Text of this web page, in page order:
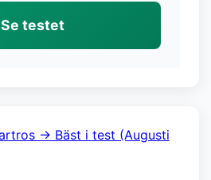
Se testet